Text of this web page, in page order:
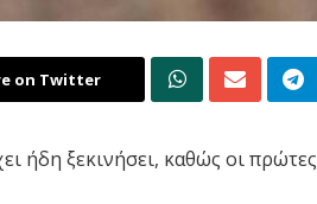
on Twitter
ήδη ξεκινήσει, καθώς οι πρώτες